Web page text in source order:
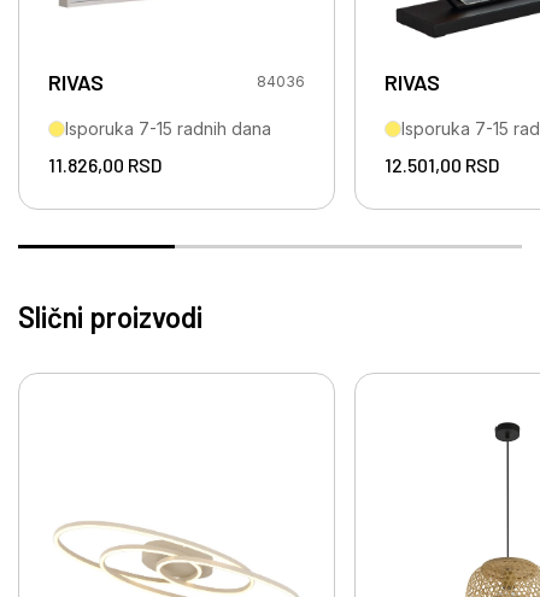
RIVAS 84036
Isporuka 7-15 radnih dana
11.826,00 RSD
RIVAS
Isporuka 7-15
12.501,00 RSD
Slični proizvodi